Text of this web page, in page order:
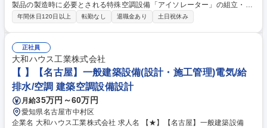
製品の製造時に必要とされる特殊空調設備「アイソレーター」の組立・据
付業務をお任せします◆単なる組立・据付ではなく、高度な品質保証ノウ
整。(2)搬入計画に基づき、協力会社と連携して設備を製薬工場等の客先に
搬入。組立、試運転を実施し、据付状態や各種制御機器の動作、操作性な
どを確認。(3)設備の気流、風速等、品質適合チェックを実施。分析結果を
報告書にまとめ、お客様へ説明。(4)引渡し。※建設作業は発生しません。
募集職種 山口【組立/据付】医薬品製造工程向け無菌空調設備/国内トップ
シェア/手当充実
年間休日120日以上 転勤なし 退職金あり 土日祝休み
正社員
大和ハウス工業株式会社
【 】【名古屋】一般建築設備(設計・施工管理)電気/給
排水/空調 建築空調設備設計
月給35万円～60万円
愛知県名古屋市中村区
企業名 大和ハウス工業株式会社 求人名 【★】【名古屋】一般建築設備